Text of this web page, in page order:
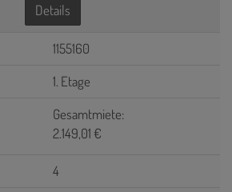
Details
1155160
1. Etage
Gesamtmiete:
2.149,01 €
4